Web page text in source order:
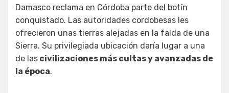
Damasco reclama en Córdoba parte del botín
conquistado. Las autoridades cordobesas les
ofrecieron unas tierras alejadas en la falda de una
Sierra. Su privilegiada ubicación daría lugar a una
de las civilizaciones más cultas y avanzadas de
la época.